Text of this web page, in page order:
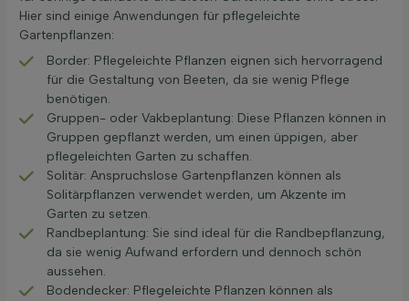
Hier sind einige Anwendungen für pflegeleichte
Gartenpflanzen:
Border: Pflegeleichte Pflanzen eignen sich hervorragend
für die Gestaltung von Beeten, da sie wenig Pflege
benötigen.
Gruppen- oder Vakbeplantung: Diese Pflanzen können in
Gruppen gepflanzt werden, um einen üppigen, aber
pflegeleichten Garten zu schaffen.
Solitär: Anspruchslose Gartenpflanzen können als
Solitärpflanzen verwendet werden, um Akzente im
Garten zu setzen.
Randbeplantung: Sie sind ideal für die Randbepflanzung,
da sie wenig Aufwand erfordern und dennoch schön
aussehen.
Bodendecker: Pflegeleichte Pflanzen können als